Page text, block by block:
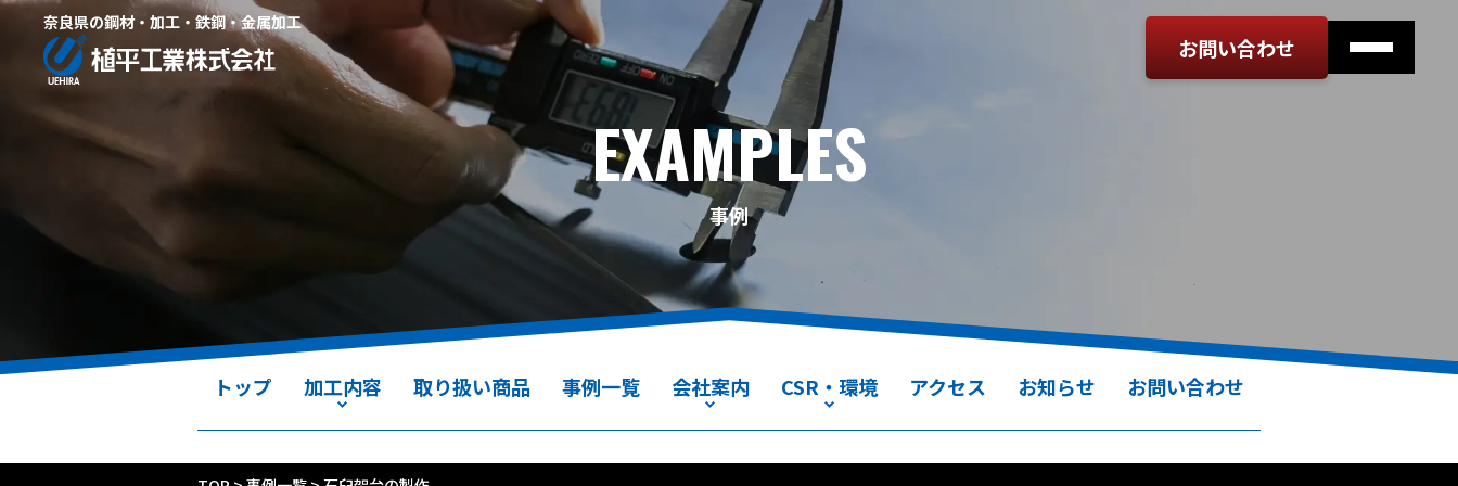
奈良県の鋼材・加工・鉄鋼・金属加工
お問い合わせ
EXAMPLES
事例
トップ 加工内容 取り扱い商品 事例一覧 会社案内 CSR・環境 アクセス お知らせ お問い合わせ